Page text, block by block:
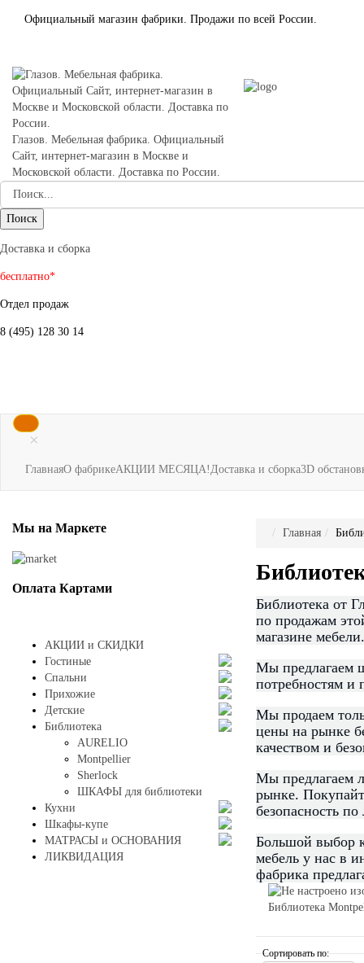
Официальный магазин фабрики. Продажи по всей России.
Глазов. Мебельная фабрика. Официальный
Сайт, интернет-магазин в Москве и
Московской области. Доставка по России.
Доставка и сборка
бесплатно*
Отдел продаж
8 (495) 128 30 14
×
ГлавнаяО фабрикеАКЦИИ МЕСЯЦА!Доставка и сборка3D
Главная
Библиотека от
по продажам
магазине мебели.
Мы предлагаем
потребностям и
Мы продаем
цены на рынке
качеством и
Мы предлагаем
рынке.
безопасность
Большой выбор
мебель у нас в
фабрика
Библиотека
Сортировать по:
Мы на Маркете
Оплата Картами
АКЦИИ и СКИДКИ
Гостиные
Спальни
Прихожие
Детские
Библиотека
AURELIO
Montpellier
Sherlock
ШКАФЫ для библиотеки
Кухни
Шкафы-купе
МАТРАСЫ и ОСНОВАНИЯ
ЛИКВИДАЦИЯ